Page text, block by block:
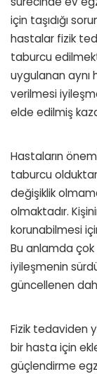
için taşıdığı
hastalar fizik
taburcu
uygulanan aynı
verilmesi
elde edilmiş
Hastaların
taburcu
değişiklik
olmaktadır.
korunabilmesi
Bu anlamda çok
iyileşmenin
güncellenen
Fizik tedaviden
bir hasta için
güçlendirme